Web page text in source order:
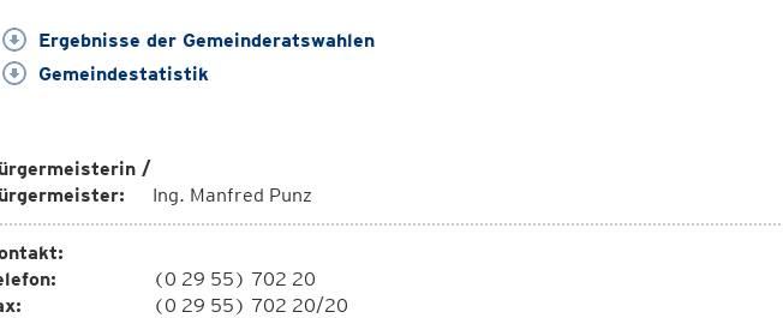
Ergebnisse der Gemeinderatswahlen
Gemeindestatistik
/
Ing. Manfred Punz
(0 29 55) 702 20
(0 29 55) 702 20/20